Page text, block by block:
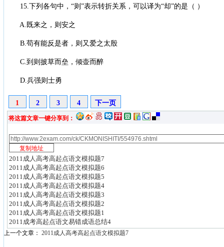
15.下列各句中，“则”表示转折关系，可以译为“却”的是（ ）
A.既来之，则安之
B.苟有能反是者，则又爱之太殷
C.到则披草而垒，倾壶而醉
D.兵强则士勇
1 2 3 4 下一页
将这篇文章一键分享到：
2011成人高考高起点语文模拟题7
2011成人高考高起点语文模拟题6
2011成人高考高起点语文模拟题5
2011成人高考高起点语文模拟题4
2011成人高考高起点语文模拟题3
2011成人高考高起点语文模拟题2
2011成人高考高起点语文模拟题1
2011成考高起点语文易错成语总结4
上一个文章： 2011成人高考高起点语文模拟题7